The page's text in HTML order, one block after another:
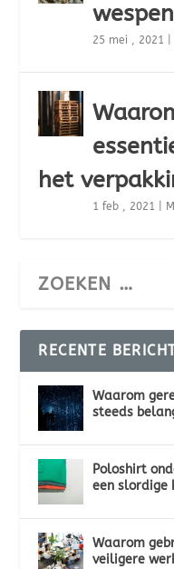
25 mei , 2021
het
1 feb , 2021
RECENTE
Waarom
steeds
Poloshirt
een slordige
Waarom
veiligere